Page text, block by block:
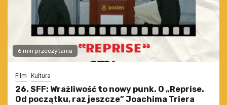
6 min przeczytania
Film Kultura
26. SFF: Wrażliwość to nowy punk. O „Reprise.
Od początku, raz jeszcze” Joachima Triera